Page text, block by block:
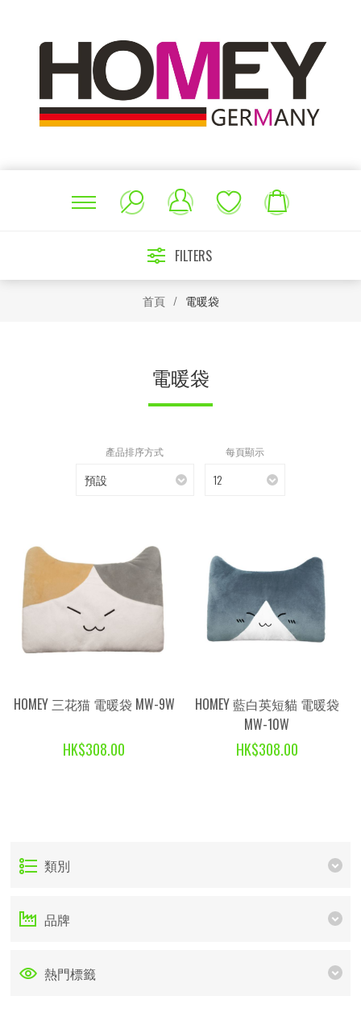
FILTERS
首頁 / 電暖袋
電暖袋
產品排序方式
預設
每頁顯示
12
HOMEY 三花猫 電暖袋 MW-9W
HK$308.00
HOMEY 藍白英短貓 電暖袋
MW-10W
HK$308.00
類別
品牌
熱門標籤